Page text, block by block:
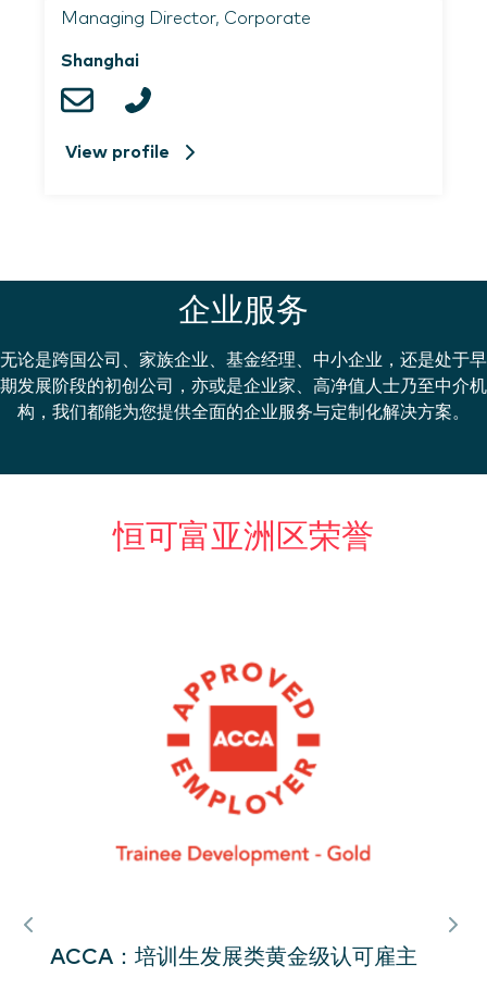
Managing Director, Corporate
Shanghai
View profile
企业服务​
无论是跨国公司、家族企业、基金经理、中小企业，还是处于早
期发展阶段的初创公司，亦或是企业家、高净值人士乃至中介机
构，我们都能为您提供全面的企业服务与定制化解决方案。
恒可富亚洲区荣誉
ACCA：培训生发展类黄金级认可雇主